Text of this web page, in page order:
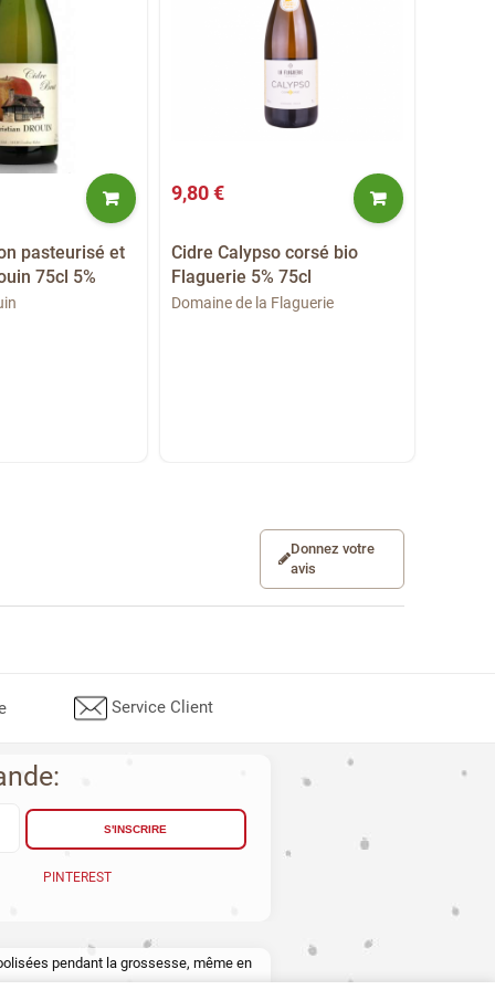
pasteurisé et
75cl 5%
9,80 €
Cidre Calypso corsé bio
Flaguerie 5% 75cl
Domaine de la Flaguerie
Donnez votre
avis
Service Client
S'INSCRIRE
PINTEREST
pendant la grossesse, même en